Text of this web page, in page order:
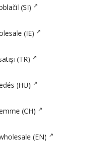
(SI)
(IE)
(TR)
(HU)
(CH)
(EN)